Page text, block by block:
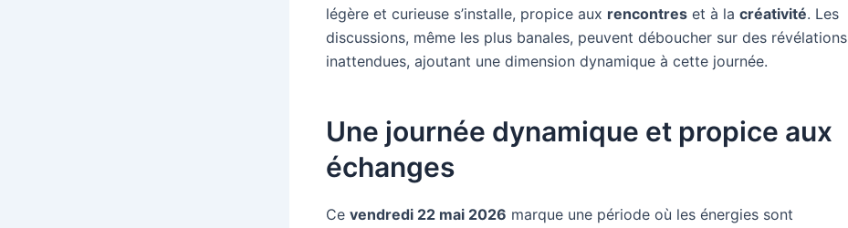
légère et curieuse s’installe, propice aux rencontres et à la créativité. Les
discussions, même les plus banales, peuvent déboucher sur des révélations
inattendues, ajoutant une dimension dynamique à cette journée.
Une journée dynamique et propice aux
échanges
Ce vendredi 22 mai 2026 marque une période où les énergies sont